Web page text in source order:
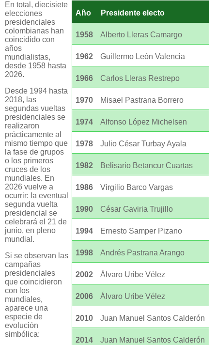
Año Presidente electo
1958 Alberto Lleras Camargo
1962 Guillermo León Valencia
1966 Carlos Lleras Restrepo
1970 Misael Pastrana Borrero
1974 Alfonso López Michelsen
1978 Julio César Turbay Ayala
1982 Belisario Betancur Cuartas
1986 Virgilio Barco Vargas
1990 César Gaviria Trujillo
1994 Ernesto Samper Pizano
1998 Andrés Pastrana Arango
2002 Álvaro Uribe Vélez
2006 Álvaro Uribe Vélez
2010 Juan Manuel Santos Calderón
2014 Juan Manuel Santos Calderón
En total, diecisiete
elecciones
presidenciales
colombianas han
coincidido con
años
mundialistas,
desde 1958 hasta
2026.
Desde 1994 hasta
2018, las
segundas vueltas
presidenciales se
realizaron
prácticamente al
mismo tiempo que
la fase de grupos
o los primeros
cruces de los
mundiales. En
2026 vuelve a
ocurrir: la eventual
segunda vuelta
presidencial se
celebrará el 21 de
junio, en pleno
mundial.
Si se observan las
campañas
presidenciales
que coincidieron
con los
mundiales,
aparece una
especie de
evolución
simbólica: